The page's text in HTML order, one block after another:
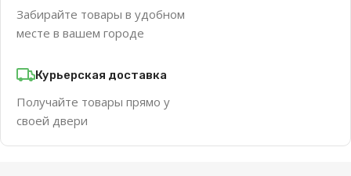
Забирайте товары в удобном
месте в вашем городе
Курьерская доставка
Получайте товары прямо у
своей двери